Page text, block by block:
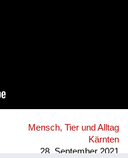
Mensch, Tier und Alltag
Kärnten
28. September 2021